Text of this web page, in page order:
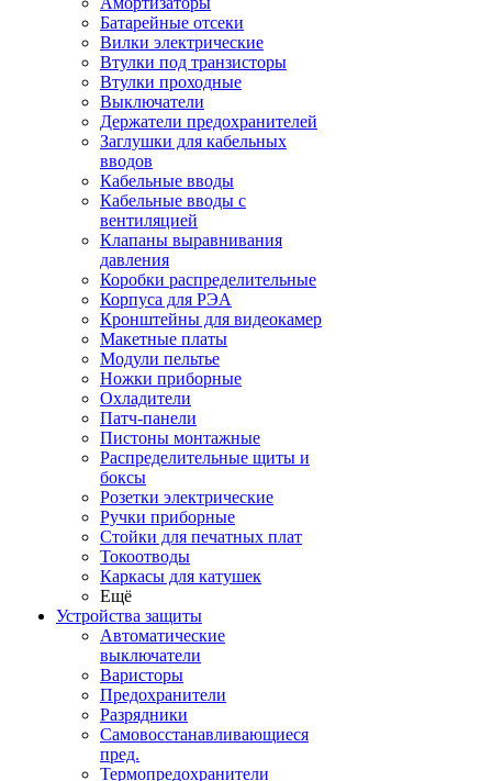
Батарейные отсеки
Вилки электрические
Втулки под транзисторы
Втулки проходные
Выключатели
Держатели предохранителей
Заглушки для кабельных
вводов
Кабельные вводы
Кабельные вводы с
вентиляцией
Клапаны выравнивания
давления
Коробки распределительные
Корпуса для РЭА
Кронштейны для видеокамер
Макетные платы
Модули пельтье
Ножки приборные
Охладители
Патч-панели
Пистоны монтажные
Распределительные щиты и
боксы
Розетки электрические
Ручки приборные
Стойки для печатных плат
Токоотводы
Каркасы для катушек
Ещё
Устройства защиты
Автоматические
выключатели
Варисторы
Предохранители
Разрядники
Самовосстанавливающиеся
пред.
Термопредохранители